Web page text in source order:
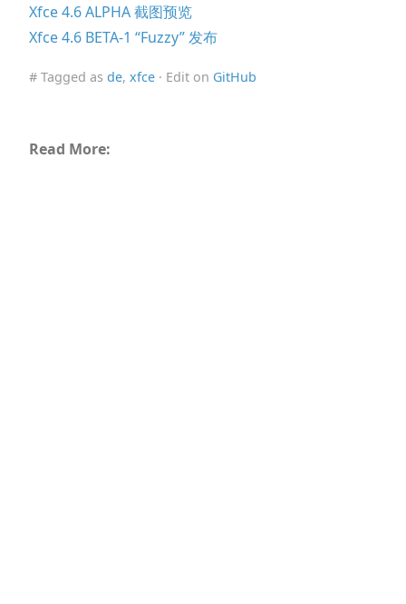
Xfce 4.6 ALPHA 截图预览
Xfce 4.6 BETA-1 “Fuzzy” 发布
# Tagged as de, xfce · Edit on GitHub
Read More: